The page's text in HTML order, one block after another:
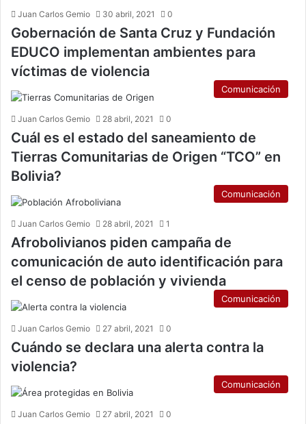
Juan Carlos Gemio 30 abril, 2021 0
Gobernación de Santa Cruz y Fundación
EDUCO implementan ambientes para
víctimas de violencia
Comunicación
Juan Carlos Gemio 28 abril, 2021 0
Cuál es el estado del saneamiento de
Tierras Comunitarias de Origen “TCO” en
Bolivia?
Comunicación
Juan Carlos Gemio 28 abril, 2021 1
Afrobolivianos piden campaña de
comunicación de auto identificación para
el censo de población y vivienda
Comunicación
Juan Carlos Gemio 27 abril, 2021 0
Cuándo se declara una alerta contra la
violencia?
Comunicación
Juan Carlos Gemio 27 abril, 2021 0